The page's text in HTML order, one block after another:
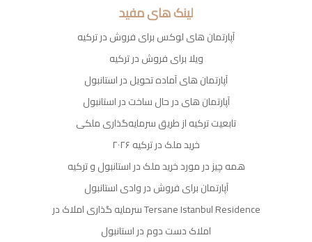
لینک های مفید
آپارتمان های لوکس برای فروش در ترکیه
ویلا برای فروش در ترکیه
آپارتمان های آماده تحویل در استانبول
آپارتمان های در حال ساخت در استانبول
تابعیت ترکیه از طریق سرمایه‌گذاری ملکی
خرید ملک در ترکیه ۲۰۲۶
همه چیز در مورد خرید ملک در استانبول و ترکیه
آپارتمان برای فروش در وادی استانبول
سرمایه گذاری املاک در Tersane Istanbul Residence
املاک دست دوم در استانبول